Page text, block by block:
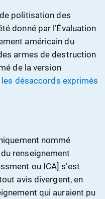
politisation des
donné par l’Évaluation
américain du
armes de destruction
de la version
les désaccords exprimés
nommé
renseignement
ou ICA] s’est
avis divergent, en
qui auraient pu